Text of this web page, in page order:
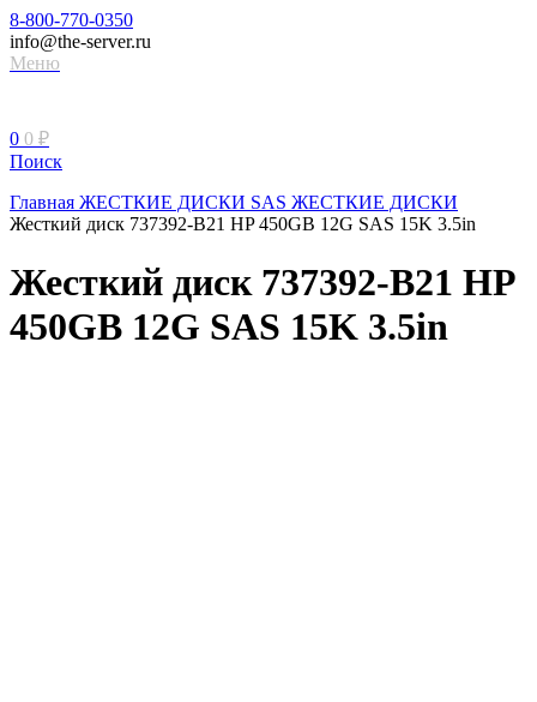
8-800-770-0350
info@the-server.ru
Меню
0 0 ₽
Поиск
Главная ЖЕСТКИЕ ДИСКИ SAS ЖЕСТКИЕ ДИСКИ
Жесткий диск 737392-B21 HP 450GB 12G SAS 15K 3.5in
Жесткий диск 737392-B21 HP
450GB 12G SAS 15K 3.5in